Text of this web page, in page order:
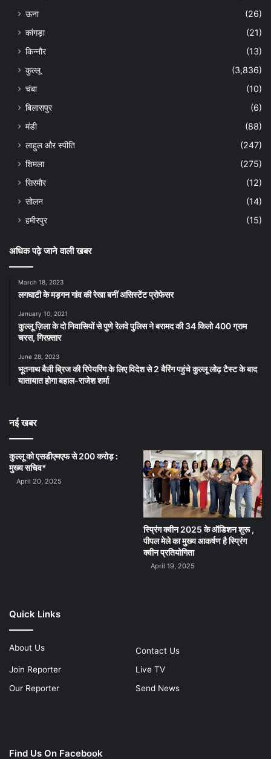
ऊना
(26)
कांगड़ा
(21)
किन्नौर
(13)
कुल्लू
(3,836)
चंबा
(10)
बिलासपुर
(6)
मंडी
(88)
लाहुल और स्पीति
(247)
शिमला
(275)
सिरमौर
(12)
सोलन
(14)
हमीरपुर
(15)
अधिक पढ़े जाने वाली खबर
March 18, 2023
लगघाटी के मड़गन गांव की रेखा बनीं असिस्टेंट प्रोफेसर
January 10, 2021
कुल्लू ज़िला के दो निवासियों से पुणे रेलवे पुलिस ने बरामद की 34 किलो 400 ग्राम
चरस, गिरफ़्तार
June 28, 2023
भूतनाथ बैली ब्रिज की रिपेयरिंग के लिए विदेश से 2 बैरिंग पहुंचे कुल्लू लोढ़ टैस्ट के बाद
यातायात होगा बहाल-राजेश शर्मा
नई खबर
कुल्लू को एसडीएमएफ से 200 करोड़ :
मुख्य सचिव*
April 20, 2025
स्प्रिंग क्वीन 2025 के ऑडिशन शुरू ,
पीपल मेले का मुख्य आकर्षण है स्प्रिंग
क्वीन प्रतियोगिता
April 19, 2025
Quick Links
About Us
Contact Us
Join Reporter
Live TV
Our Reporter
Send News
Find Us On Facebook